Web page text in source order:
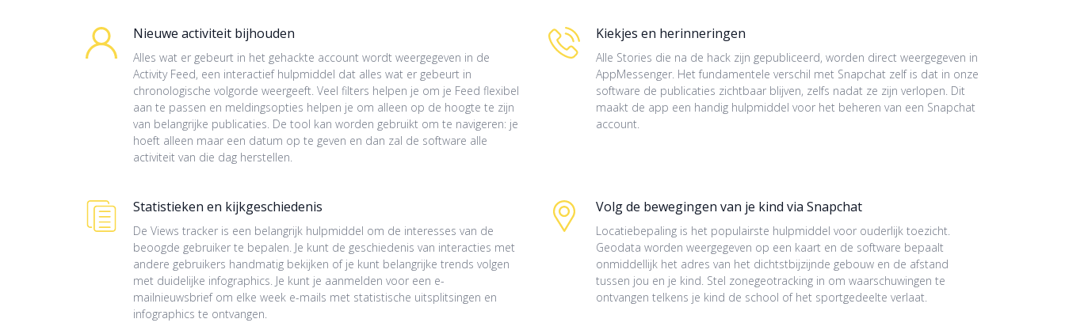
Nieuwe activiteit bijhouden
Alles wat er gebeurt in het gehackte account wordt weergegeven in de
Activity Feed, een interactief hulpmiddel dat alles wat er gebeurt in
chronologische volgorde weergeeft. Veel filters helpen je om je Feed flexibel
aan te passen en meldingsopties helpen je om alleen op de hoogte te zijn
van belangrijke publicaties. De tool kan worden gebruikt om te navigeren: je
hoeft alleen maar een datum op te geven en dan zal de software alle
activiteit van die dag herstellen.
Kiekjes en herinneringen
Alle Stories die na de hack zijn gepubliceerd, worden direct weergegeven in
AppMessenger. Het fundamentele verschil met Snapchat zelf is dat in onze
software de publicaties zichtbaar blijven, zelfs nadat ze zijn verlopen. Dit
maakt de app een handig hulpmiddel voor het beheren van een Snapchat
account.
Statistieken en kijkgeschiedenis
De Views tracker is een belangrijk hulpmiddel om de interesses van de
beoogde gebruiker te bepalen. Je kunt de geschiedenis van interacties met
andere gebruikers handmatig bekijken of je kunt belangrijke trends volgen
met duidelijke infographics. Je kunt je aanmelden voor een e-
mailnieuwsbrief om elke week e-mails met statistische uitsplitsingen en
infographics te ontvangen.
Volg de bewegingen van je kind via Snapchat
Locatiebepaling is het populairste hulpmiddel voor ouderlijk toezicht.
Geodata worden weergegeven op een kaart en de software bepaalt
onmiddellijk het adres van het dichtstbijzijnde gebouw en de afstand
tussen jou en je kind. Stel zonegeotracking in om waarschuwingen te
ontvangen telkens je kind de school of het sportgedeelte verlaat.